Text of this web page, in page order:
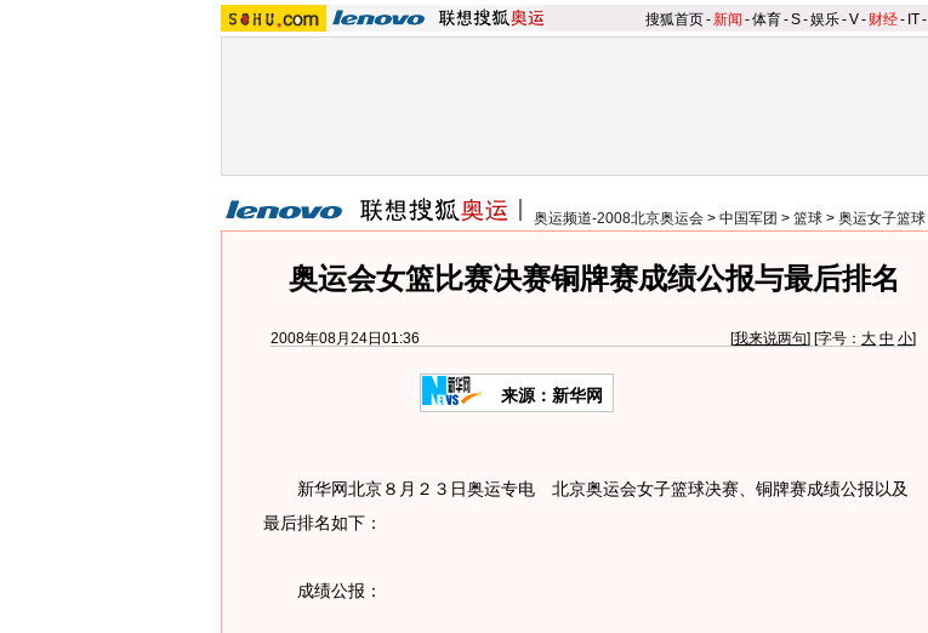
搜狐首页-新闻 -体育-S-娱乐-V- 财经- IT-
奥运频道-2008北京奥运会 > 中国军团 > 篮球 > 奥运女子篮球
奥运会女篮比赛决赛铜牌赛成绩公报与最后排名
2008年08月24日01:36 [我来说两句] [字号： 大 中 小]
来源：新华网
新华网北京８月２３日奥运专电 北京奥运会女子篮球决赛、铜牌赛成绩公报以及
最后排名如下：
成绩公报：